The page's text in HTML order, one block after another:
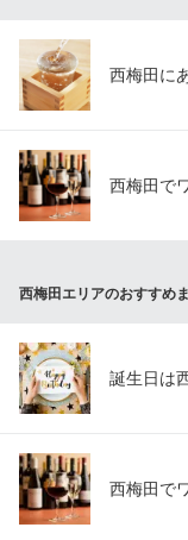
西梅田に
西梅田で
西梅田エリアのおすすめ
誕生日は
西梅田で